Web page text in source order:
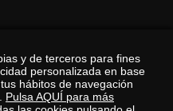
y de terceros para fines
personalizada en base
hábitos de navegación
Pulsa AQUÍ para más